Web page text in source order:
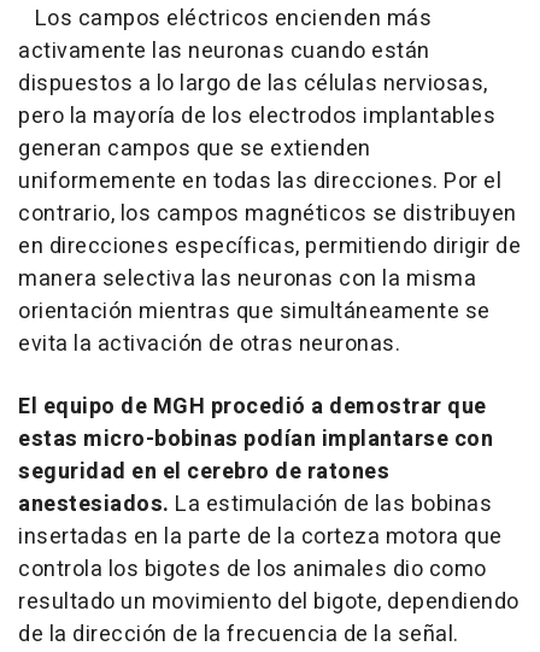
Los campos eléctricos encienden más
activamente las neuronas cuando están
dispuestos a lo largo de las células nerviosas,
pero la mayoría de los electrodos implantables
generan campos que se extienden
uniformemente en todas las direcciones. Por el
contrario, los campos magnéticos se distribuyen
en direcciones específicas, permitiendo dirigir de
manera selectiva las neuronas con la misma
orientación mientras que simultáneamente se
evita la activación de otras neuronas.
El equipo de MGH procedió a demostrar que
estas micro-bobinas podían implantarse con
seguridad en el cerebro de ratones
anestesiados. La estimulación de las bobinas
insertadas en la parte de la corteza motora que
controla los bigotes de los animales dio como
resultado un movimiento del bigote, dependiendo
de la dirección de la frecuencia de la señal.